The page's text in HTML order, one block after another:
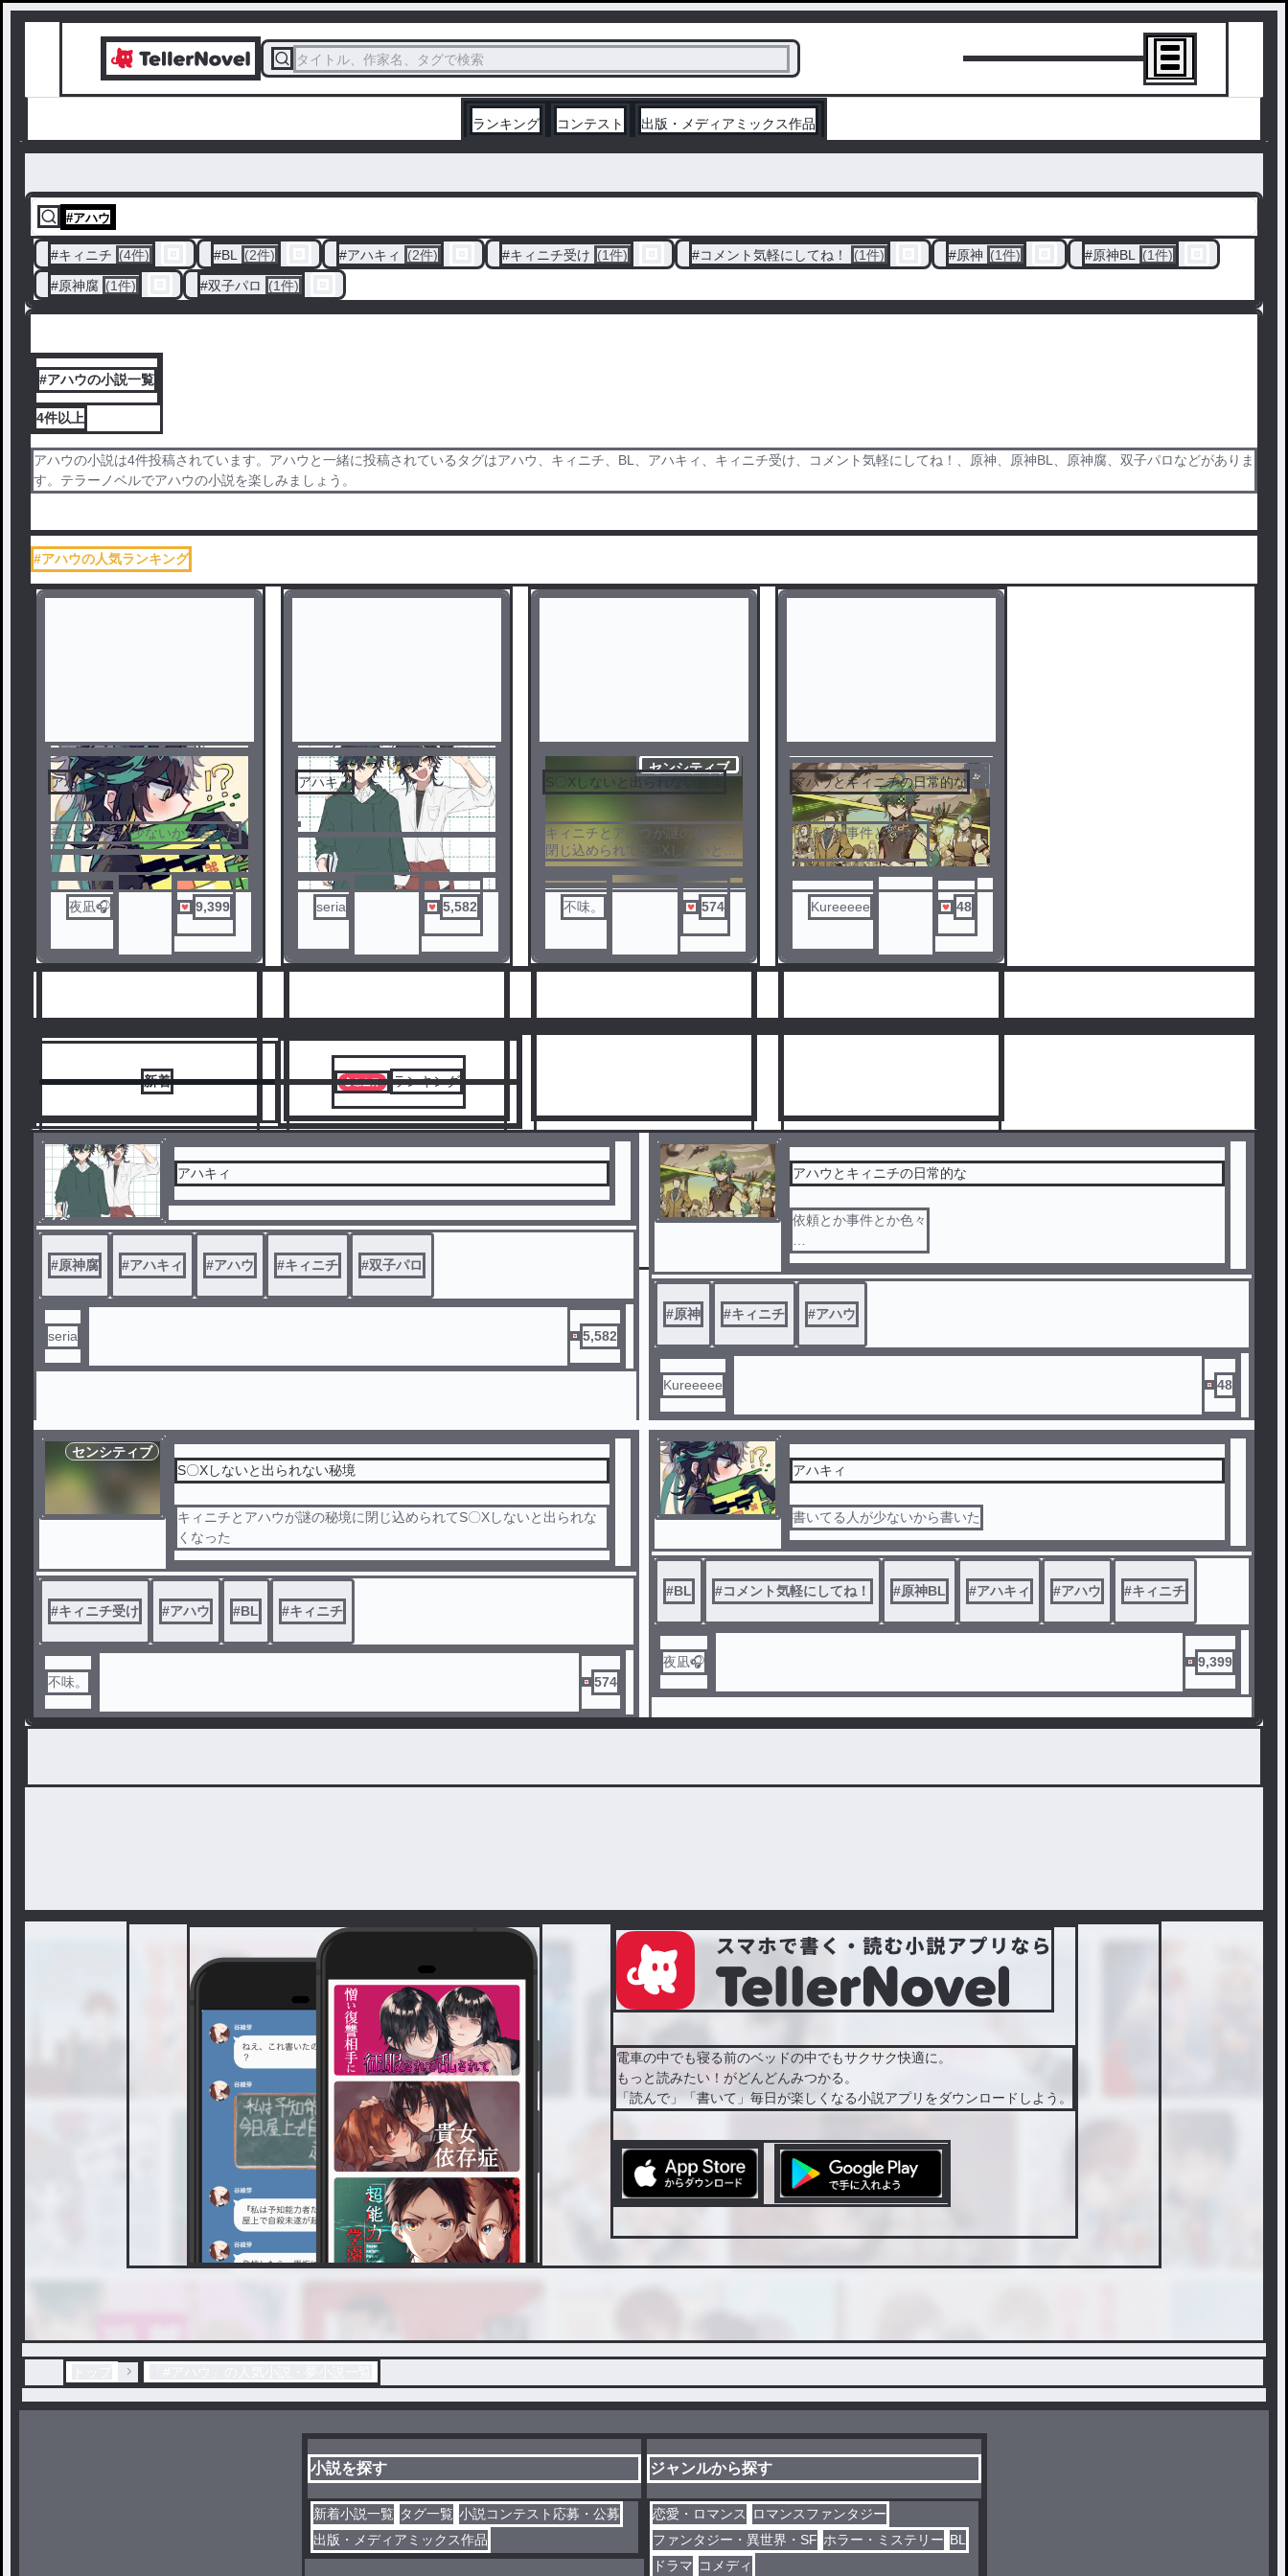
タイトル、作家名、タグで検索
ランキング コンテスト 出版・メディアミックス作品
#アハウ
#キィニチ (4件) #BL (2件) #アハキィ (2件) #キィニチ受け (1件) #コメント気軽にしてね！ (1件) #原神 (1件) #原神BL
(1件)
#原神腐 (1件) #双子パロ (1件)
#アハウの小説一覧
4件以上
アハウの小説は4件投稿されています。アハウと一緒に投稿されているタグはアハウ、キィニチ、BL、アハキィ、キィニチ受け、コメント気軽にしてね！、原神、原神BL、原神腐、双子パロなどがありま
す。テラーノベルでアハウの小説を楽しみましょう。
#アハウの人気ランキング
アハキィ
書いてる人が少ないから書いた
夜凪🎧 9,399
1
ノベ
アハキィ
seria 5,582
2
センシティブ
S〇Xしないと出られない秘境
キィニチとアハウが謎の秘境に
閉じ込められてS〇Xしないと出
られなくなった
不味。 574
3
アハウとキィニチの日常的な
依頼とか事件とか色々
気まぐれ投稿
Kureeeee 48
4
新着 ランキング
ノベ
ル
アハキィ
#原神腐 #アハキィ #アハウ #キィニチ #双子パロ
seria 5,582
アハウとキィニチの日常的な
依頼とか事件とか色々
気まぐれ投稿
#原神 #キィニチ #アハウ
Kureeeee 48
センシティブ
S〇Xしないと出られない秘境
キィニチとアハウが謎の秘境に閉じ込められてS〇Xしないと出られな
くなった
#キィニチ受け #アハウ #BL #キィニチ
不味。 574
アハキィ
書いてる人が少ないから書いた
#BL #コメント気軽にしてね！ #原神BL #アハキィ #アハウ #キィニチ
夜凪🎧 9,399
電車の中でも寝る前のベッドの中でもサクサク快適に。
もっと読みたい！がどんどんみつかる。
「読んで」「書いて」毎日が楽しくなる小説アプリをダウンロードしよう。
小説を探す
新着小説一覧 タグ一覧 小説コンテスト応募・公募
出版・メディアミックス作品
ジャンルから探す
恋愛・ロマンス
ロマンスファンタジー
ファンタジー・異世界・SF ホラー・ミステリー BL
ドラマ コメディ